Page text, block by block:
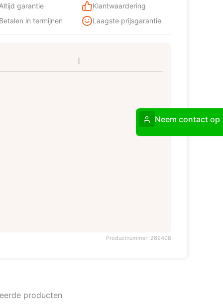
Altijd garantie
Klantwaardering
Betalen in termijnen
Laagste prijsgarantie
Productnummer: 269408
producten
Neem contact op